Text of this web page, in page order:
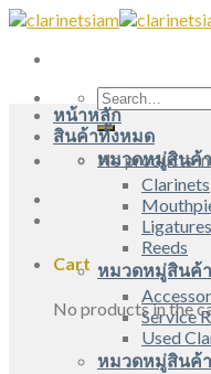
Skip
content
Search
for:
No products
Cart
No products in the
หน้าหลัก
สินค้าทั้งหมด
หมวดหมู่สินค้า
Clarinets
Ligatures
Reeds
หมวดหมู่สินค้า
Service
Used
หมวดหมู่สินค้า